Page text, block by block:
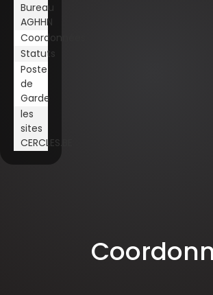
Bureau
AGHHN
Coordonnées
Statuts
Poste
de
Garde
les
sites
CERCLES.BE